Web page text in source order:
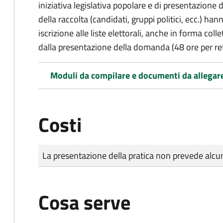
iniziativa legislativa popolare e di
della raccolta (candidati, gruppi politici, ecc.)
iscrizione alle liste elettorali, anche in forma
dalla presentazione della domanda (48 ore per
Moduli da compilare e documenti da
Costi
Tipo di pagamento
Importo
La presentazione della pratica non prevede
Cosa serve